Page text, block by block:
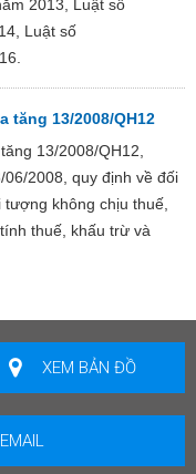
2013, Luật số
Luật số
tăng 13/2008/QH12
13/2008/QH12,
2008, quy định về đối
không chịu thuế,
thuế, khấu trừ và
XEM BẢN ĐỒ